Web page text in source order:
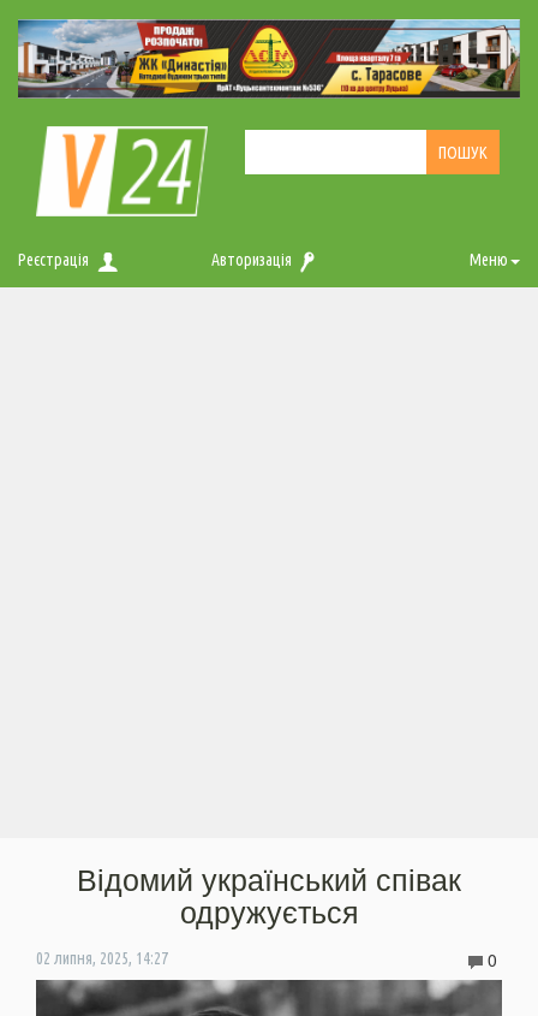
Реєстрація Авторизація Меню
Відомий український співак
одружується
02 липня, 2025, 14:27 0